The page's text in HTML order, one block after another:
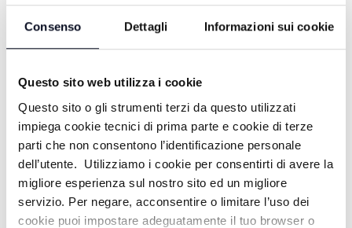
Consenso Dettagli Informazioni sui cookie
Questo sito web utilizza i cookie
Questo sito o gli strumenti terzi da questo utilizzati
impiega cookie tecnici di prima parte e cookie di terze
parti che non consentono l’identificazione personale
dell’utente. Utilizziamo i cookie per consentirti di avere la
migliore esperienza sul nostro sito ed un migliore
servizio. Per negare, acconsentire o limitare l’uso dei
cookie puoi impostare adeguatamente il tuo browser o
FESTIVAL, DEDICATO A DANTE
20/07/2021
MADE IN ROMAGNA: 700anni, LA
ROMAGNACELEBRA DANTE ALIGHIERI
19/07/2021